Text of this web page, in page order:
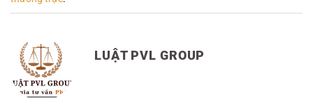
LUẬT PVL GROUP